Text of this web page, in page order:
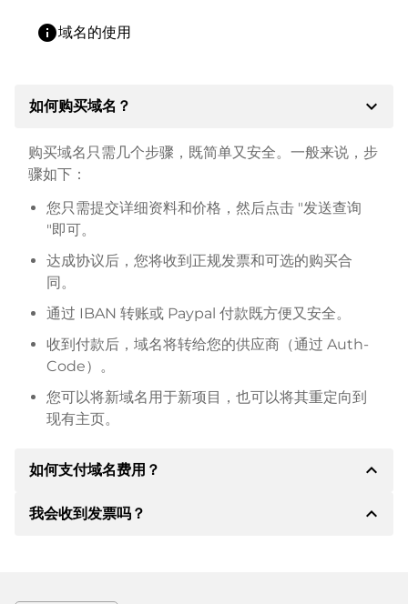
info域名的使用
如何购买域名？ expand_more
购买域名只需几个步骤，既简单又安全。一般来说，步
骤如下：
您只需提交详细资料和价格，然后点击 "发送查询
"即可。
达成协议后，您将收到正规发票和可选的购买合
同。
通过 IBAN 转账或 Paypal 付款既方便又安全。
收到付款后，域名将转给您的供应商（通过 Auth-
Code）。
您可以将新域名用于新项目，也可以将其重定向到
现有主页。
如何支付域名费用？ expand_less
达成协议后，房东将通知您付款细节。房主随后会向您
我会收到发票吗？ expand_less